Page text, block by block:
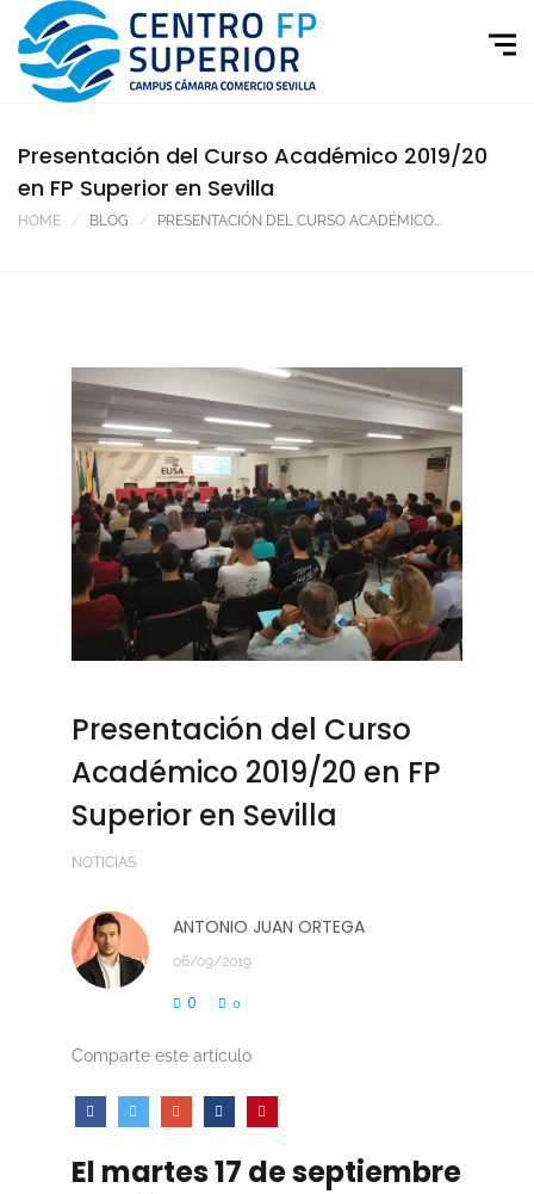
Presentación del Curso Académico 2019/20
en FP Superior en Sevilla
HOME BLOG PRESENTACIÓN DEL CURSO ACADÉMICO...
Presentación del Curso
Académico 2019/20 en FP
Superior en Sevilla
NOTICIAS
ANTONIO JUAN ORTEGA
06/09/2019
0 0
Comparte este artículo
El martes 17 de septiembre